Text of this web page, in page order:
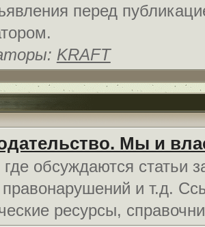
перед
KRAFT
Мы и
обсуждаются статьи
правонарушений и т.д.
ресурсы,